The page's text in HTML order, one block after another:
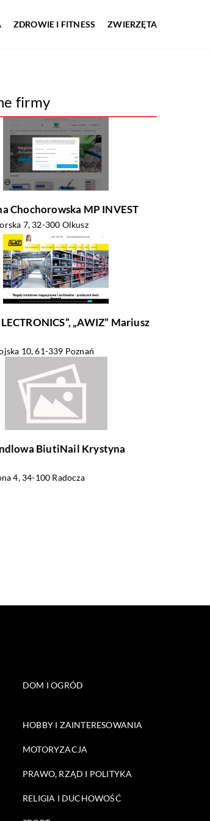
ZDROWIE I FITNESS ZWIERZĘTA
firmy
Chochorowska MP INVEST
7, 32-300 Olkusz
„AWIZ” Mariusz
10, 61-339 Poznań
BiutiNail Krystyna
4, 34-100 Radocza
DOM I OGRÓD
HOBBY I ZAINTERESOWANIA
MOTORYZACJA
PRAWO, RZĄD I POLITYKA
RELIGIA I DUCHOWOŚĆ